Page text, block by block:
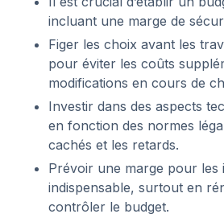
incluant une marge de
Figer les choix avant les
pour éviter les coûts
modifications en cours de
Investir dans des aspects
en fonction des normes
cachés et les retards.
Prévoir une marge pour les
indispensable, surtout en
contrôler le budget.